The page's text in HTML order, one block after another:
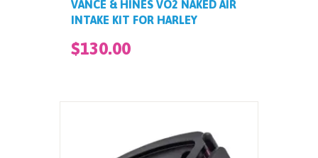
VANCE & HINES VO2 NAKED AIR
INTAKE KIT FOR HARLEY
$130.00